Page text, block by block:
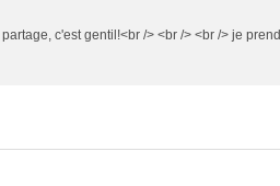
c'est gentil!<br /> <br /> <br /> je prend